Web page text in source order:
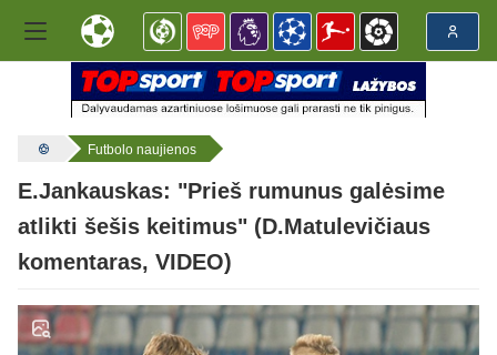
Futbolo naujienos
E.Jankauskas: "Prieš rumunus galėsime
atlikti šešis keitimus" (D.Matulevičiaus
komentaras, VIDEO)